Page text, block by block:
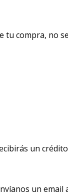
tu compra, no
un
un email